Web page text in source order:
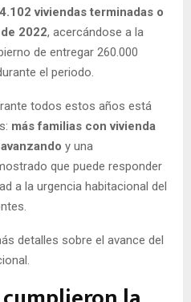
viviendas terminadas o
2022, acercándose a la
de entregar 260.000
el periodo.
todos estos años está
más familias con vivienda
y una
que puede responder
a la urgencia habitacional del
detalles sobre el avance del